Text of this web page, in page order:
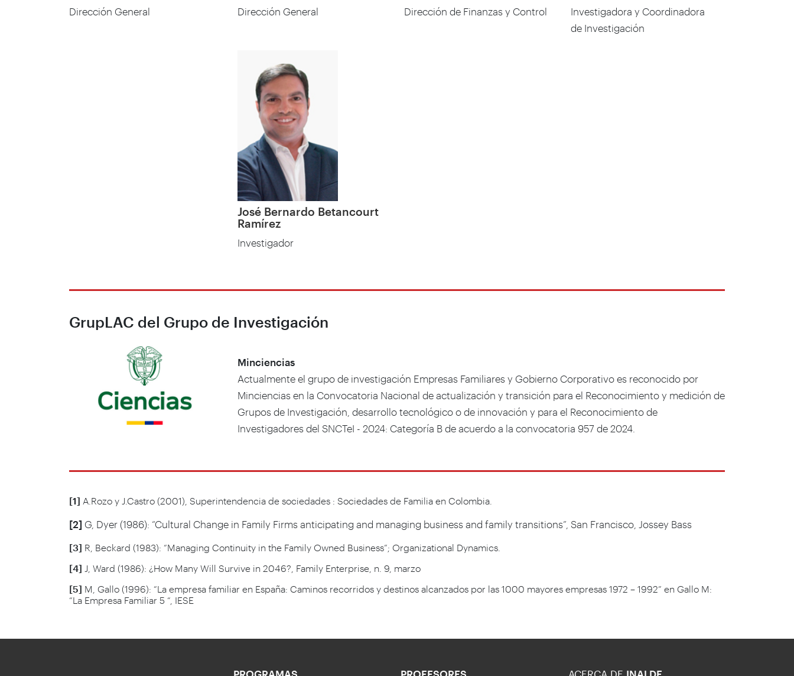
Dirección General Dirección General Dirección de Finanzas y Control
Investigadora y Coordinadora
de Investigación
José Bernardo Betancourt
Ramírez
Investigador
GrupLAC del Grupo de Investigación
Minciencias
Actualmente el grupo de investigación Empresas Familiares y Gobierno Corporativo es reconocido por
Minciencias en la Convocatoria Nacional de actualización y transición para el Reconocimiento y medición de
Grupos de Investigación, desarrollo tecnológico o de innovación y para el Reconocimiento de
Investigadores del SNCTeI - 2024: Categoría B de acuerdo a la convocatoria 957 de 2024.
[1] A.Rozo y J.Castro (2001), Superintendencia de sociedades : Sociedades de Familia en Colombia.
[2] G, Dyer (1986): “Cultural Change in Family Firms anticipating and managing business and family transitions”, San Francisco, Jossey Bass
[3] R, Beckard (1983): “Managing Continuity in the Family Owned Business”; Organizational Dynamics.
[4] J, Ward (1986): ¿How Many Will Survive in 2046?, Family Enterprise, n. 9, marzo
[5] M, Gallo (1996): “La empresa familiar en España: Caminos recorridos y destinos alcanzados por las 1000 mayores empresas 1972 – 1992” en Gallo M:
“La Empresa Familiar 5 “, IESE